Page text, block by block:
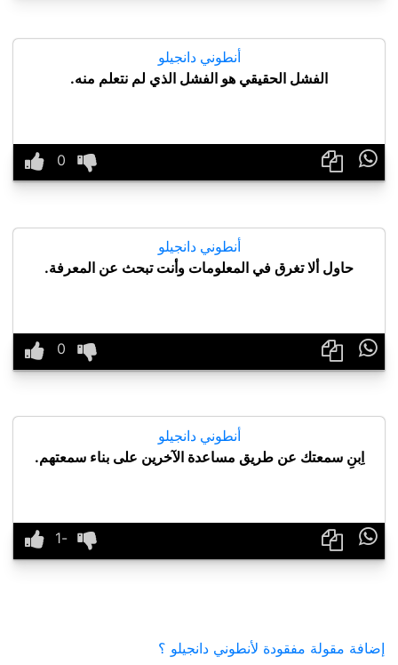
أنطوني دانجيلو
الفشل الحقيقي هو الفشل الذي لم نتعلم منه.

أنطوني دانجيلو
حاول ألا تغرق في المعلومات وأنت تبحث عن المعرفة.

أنطوني دانجيلو
اِبنِ سمعتك عن طريق مساعدة الآخرين على بناء سمعتهم.

إضافة مقولة مفقودة لأنطوني دانجيلو ؟